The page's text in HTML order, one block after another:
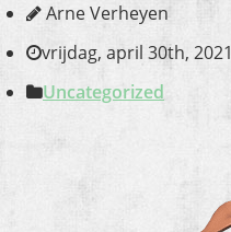
Arne Verheyen
vrijdag, april 30th, 2021
Uncategorized